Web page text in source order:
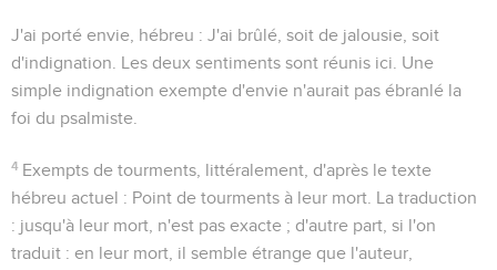
J'ai porté envie , hébreu : J'ai brûlé , soit de jalousie, soit
d'indignation. Les deux sentiments sont réunis ici. Une
simple indignation exempte d'envie n'aurait pas ébranlé la
foi du psalmiste.
4 Exempts de tourments , littéralement, d'après le texte
hébreu actuel : Point de tourments à leur mort . La traduction
: jusqu'à leur mort , n'est pas exacte ; d'autre part, si l'on
traduit : en leur mort , il semble étrange que l'auteur,